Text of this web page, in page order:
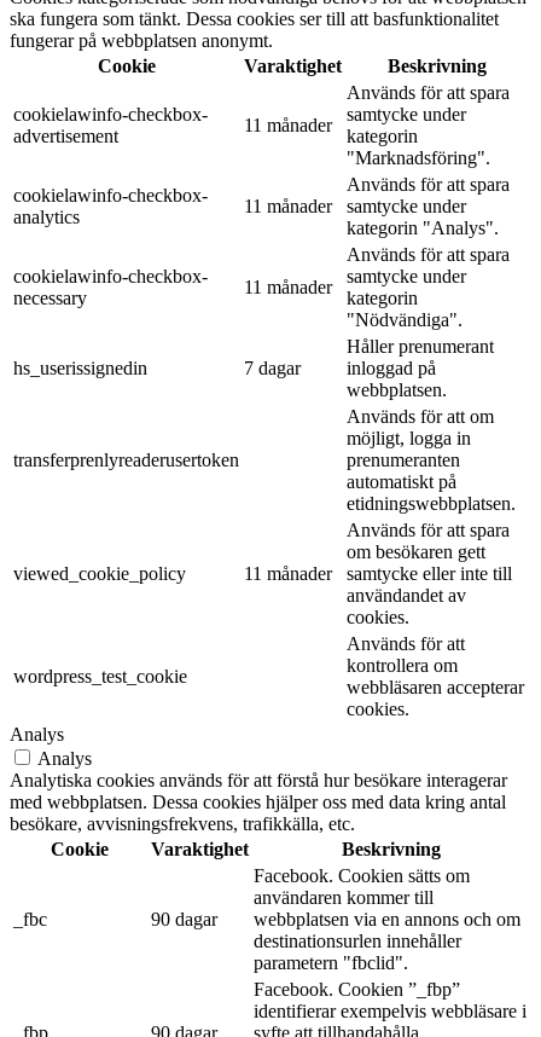
ska fungera som tänkt. Dessa cookies ser till att basfunktionalitet
fungerar på webbplatsen anonymt.
Cookie
Varaktighet Beskrivning
cookielawinfo-checkbox-
advertisement
11 månader
Används för att spara
samtycke under
kategorin
"Marknadsföring".
cookielawinfo-checkbox-
analytics
11 månader
Används för att spara
samtycke under
kategorin "Analys".
cookielawinfo-checkbox-
necessary
11 månader
Används för att spara
samtycke under
kategorin
"Nödvändiga".
hs_userissignedin 7 dagar
Håller prenumerant
inloggad på
webbplatsen.
transferprenlyreaderusertoken
Används för att om
möjligt, logga in
prenumeranten
automatiskt på
etidningswebbplatsen.
viewed_cookie_policy 11 månader
Används för att spara
om besökaren gett
samtycke eller inte till
användandet av
cookies.
wordpress_test_cookie
Används för att
kontrollera om
webbläsaren accepterar
cookies.
Analys
Analys
Analytiska cookies används för att förstå hur besökare interagerar
med webbplatsen. Dessa cookies hjälper oss med data kring antal
besökare, avvisningsfrekvens, trafikkälla, etc.
Cookie
Varaktighet Beskrivning
_fbc 90 dagar
Facebook. Cookien sätts om
användaren kommer till
webbplatsen via en annons och om
destinationsurlen innehåller
parametern "fbclid".
Facebook. Cookien ”_fbp”
identifierar exempelvis webbläsare i